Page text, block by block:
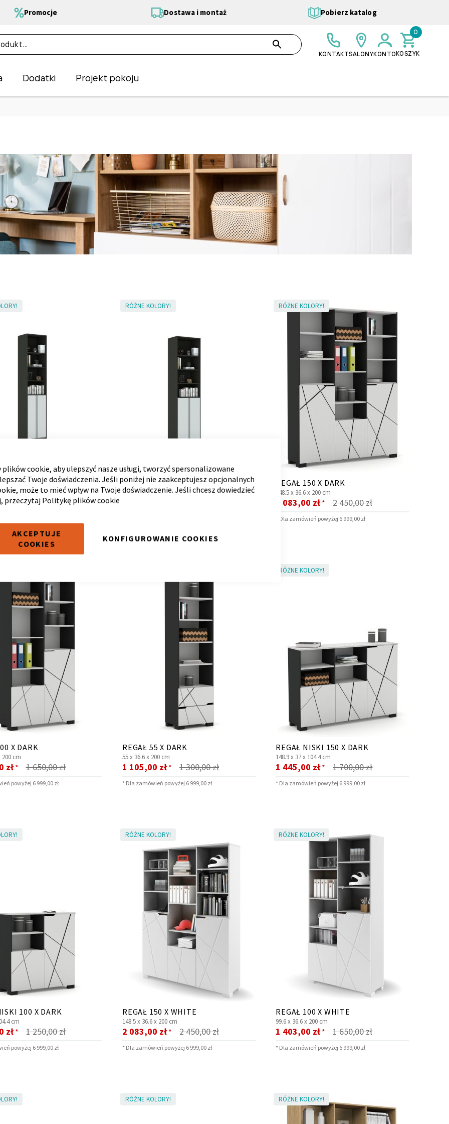
COOKIE
plików cookie, aby ulepszyć nasze usługi, tworzyć spersonalizowane
Twoje doświadczenia. Jeśli poniżej nie zaakceptujesz opcjonalnych
może to mieć wpływ na Twoje doświadczenie. Jeśli chcesz dowiedzieć
przeczytajPolitykę plików cookie
AKCEPTUJE
COOKIES
KONFIGUROWANIE COOKIES
Promocje Dostawa i montaż Pobierz katalog
Dodatki Projekt pokoju
SZUKAJ
KONTAKTSALONYKONTOKOSZYK
0,00 ZŁ
0
45/240 MODE DARKLINE
cm
1 400,00 zł
zł*
RÓŻNE KOLORY!
REGAŁ 60-45/240 MODE DARKLINE
61.2 x45 x240 cm
RÓŻNE KOLORY!
REGAŁ 150 X DARK
148.5 x 36.6 x 200 cm
2 450,00 zł
Cena
2 083,00 zł*
* Dla zamówień powyżej 6 999,00 zł
X DARK
200 cm
1 650,00 zł
zł *
powyżej 6 999,00 zł
REGAŁ 55 X DARK
55 x 36.6 x 200 cm
1 300,00 zł
Cena
1 105,00 zł *
* Dla zamówień powyżej 6 999,00 zł
RÓŻNE KOLORY!
REGAŁ NISKI 150 X DARK
148.9 x 37 x 104.4 cm
1 700,00 zł
Cena
1 445,00 zł*
* Dla zamówień powyżej 6 999,00 zł
100 X DARK
cm
1 250,00 zł
zł *
powyżej 6 999,00 zł
RÓŻNE KOLORY!
REGAŁ 150 X WHITE
148.5 x 36.6 x 200 cm
2 450,00 zł
Cena
2 083,00 zł *
* Dla zamówień powyżej 6 999,00 zł
RÓŻNE KOLORY!
REGAŁ 100 X WHITE
99.6 x 36.6 x 200 cm
1 650,00 zł
Cena
1 403,00 zł*
* Dla zamówień powyżej 6 999,00 zł
RÓŻNE KOLORY! RÓŻNE KOLORY!